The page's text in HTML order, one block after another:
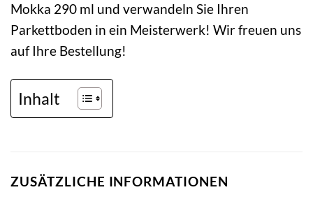
Mokka 290 ml und verwandeln Sie Ihren
Parkettboden in ein Meisterwerk! Wir freuen uns
auf Ihre Bestellung!
Inhalt
ZUSÄTZLICHE INFORMATIONEN